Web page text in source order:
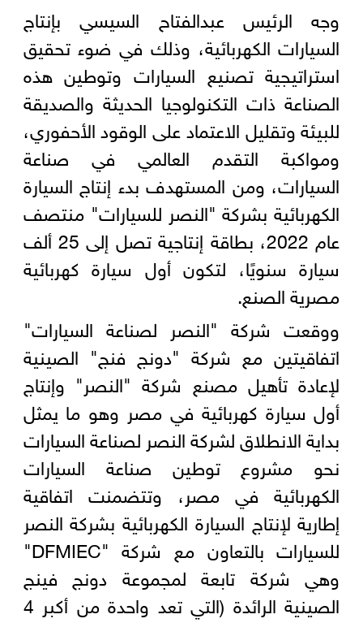
وجه الرئيس عبدالفتاح السيسي بإنتاج
السيارات الكهربائية، وذلك في ضوء تحقيق
استراتيجية تصنيع السيارات وتوطين هذه
الصناعة ذات التكنولوجيا الحديثة والصديقة
للبيئة وتقليل الاعتماد على الوقود الأحفوري،
ومواكبة التقدم العالمي في صناعة
السيارات، ومن المستهدف بدء إنتاج السيارة
الكهربائية بشركة "النصر للسيارات" منتصف
عام 2022، بطاقة إنتاجية تصل إلى 25 ألف
سيارة سنويًا، لتكون أول سيارة كهربائية
مصرية الصنع.
ووقعت شركة "النصر لصناعة السيارات"
اتفاقيتين مع شركة "دونج فنج" الصينية
لإعادة تأهيل مصنع شركة "النصر" وإنتاج
أول سيارة كهربائية في مصر وهو ما يمثل
بداية الانطلاق لشركة النصر لصناعة السيارات
نحو مشروع توطين صناعة السيارات
الكهربائية في مصر، وتتضمنت اتفاقية
إطارية لإنتاج السيارة الكهربائية بشركة النصر
للسيارات بالتعاون مع شركة "DFMIEC"
وهي شركة تابعة لمجموعة دونج فينج
الصينية الرائدة (التي تعد واحدة من أكبر 4